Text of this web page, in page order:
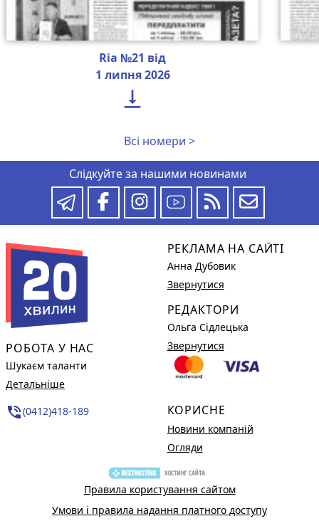
Ria №21 від
1 липня 2026

Всі номери >
Слідкуйте за нашими новинами
РОБОТА У НАС
Шукаєм таланти
Детальніше
phone_in_talk(0412)418-189
РЕКЛАМА НА САЙТІ
Анна Дубовик
Звернутися
РЕДАКТОРИ
Ольга Сідлецька
Звернутися
КОРИСНЕ
Новини компаній
Огляди
Правила користування сайтом
Умови і правила надання платного доступу